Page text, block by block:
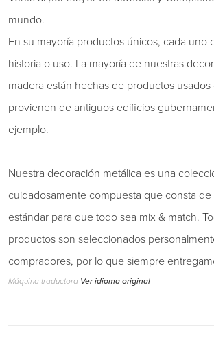
mundo.
En su mayoría productos únicos, cada uno
historia o uso. La mayoría de nuestras
madera están hechas de productos usados
provienen de antiguos edificios
ejemplo.
Nuestra decoración metálica es una
cuidadosamente compuesta que consta
estándar para que todo sea mix & match.
productos son seleccionados
compradores, por lo que siempre
Máquina traductora Ver idioma original